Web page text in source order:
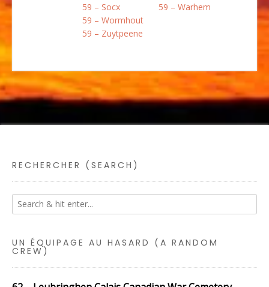
59 – Socx
59 – Warhem
59 – Wormhout
59 – Zuytpeene
RECHERCHER (SEARCH)
UN ÉQUIPAGE AU HASARD (A RANDOM
CREW)